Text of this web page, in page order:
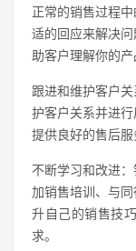
正常的销售过程
适的回应来解决
助客户理解你的产
跟进和维护客户
护客户关系并进行
提供良好的售后服
不断学习和改进
加销售培训、与
升自己的销售技
求。